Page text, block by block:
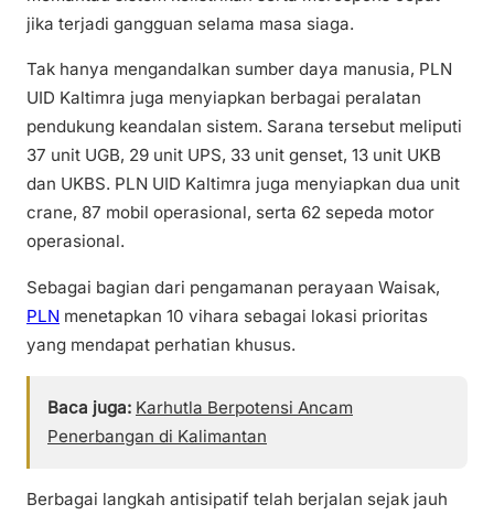
jika terjadi gangguan selama masa siaga.
Tak hanya mengandalkan sumber daya manusia, PLN
UID Kaltimra juga menyiapkan berbagai peralatan
pendukung keandalan sistem. Sarana tersebut meliputi
37 unit UGB, 29 unit UPS, 33 unit genset, 13 unit UKB
dan UKBS. PLN UID Kaltimra juga menyiapkan dua unit
crane, 87 mobil operasional, serta 62 sepeda motor
operasional.
Sebagai bagian dari pengamanan perayaan Waisak,
PLN menetapkan 10 vihara sebagai lokasi prioritas
yang mendapat perhatian khusus.
Baca juga: Karhutla Berpotensi Ancam
Penerbangan di Kalimantan
Berbagai langkah antisipatif telah berjalan sejak jauh